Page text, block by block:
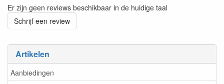
Artikelen
Aanbiedingen
Er zijn geen reviews beschikbaar in de huidige taal
Schrijf een review